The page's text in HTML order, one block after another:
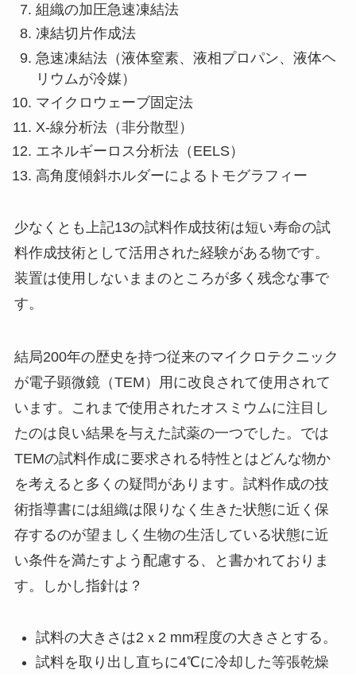
組織の加圧急速凍結法
凍結切片作成法
急速凍結法（液体窒素、液相プロパン、液体ヘ
リウムが冷媒）
マイクロウェーブ固定法
X-線分析法（非分散型）
エネルギーロス分析法（EELS）
高角度傾斜ホルダーによるトモグラフィー
少なくとも上記13の試料作成技術は短い寿命の試
料作成技術として活用された経験がある物です。
装置は使用しないままのところが多く残念な事で
す。
結局200年の歴史を持つ従来のマイクロテクニック
が電子顕微鏡（TEM）用に改良されて使用されて
います。これまで使用されたオスミウムに注目し
たのは良い結果を与えた試薬の一つでした。では
TEMの試料作成に要求される特性とはどんな物か
を考えると多くの疑問があります。試料作成の技
術指導書には組織は限りなく生きた状態に近く保
存するのが望ましく生物の生活している状態に近
い条件を満たすよう配慮する、と書かれておりま
す。しかし指針は？
試料の大きさは2ｘ2 mm程度の大きさとする。
試料を取り出し直ちに4℃に冷却した等張乾燥